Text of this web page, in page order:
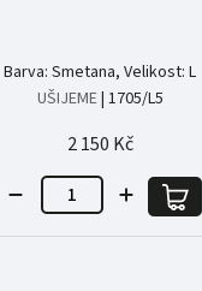
Barva: Smetana, Velikost: L
UŠIJEME| 1705/L5
2 150 Kč